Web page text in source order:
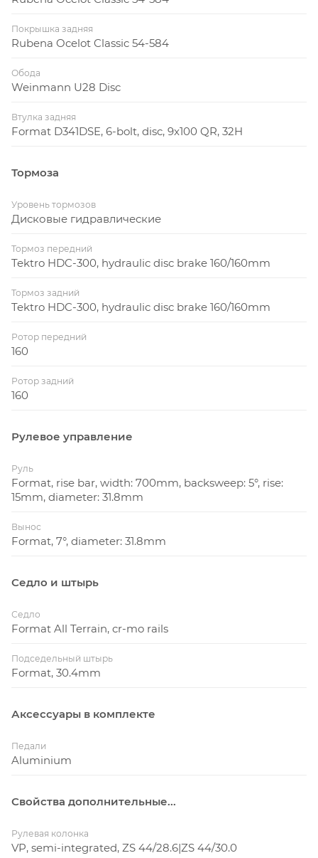
Покрышка задняя
Rubena Ocelot Classic 54-584
Обода
Weinmann U28 Disc
Втулка задняя
Format D341DSE, 6-bolt, disc, 9x100 QR, 32H
Тормоза
Уровень тормозов
Дисковые гидравлические
Тормоз передний
Tektro HDC-300, hydraulic disc brake 160/160mm
Тормоз задний
Tektro HDC-300, hydraulic disc brake 160/160mm
Ротор передний
160
Ротор задний
160
Рулевое управление
Руль
Format, rise bar, width: 700mm, backsweep: 5°, rise:
15mm, diameter: 31.8mm
Вынос
Format, 7°, diameter: 31.8mm
Седло и штырь
Седло
Format All Terrain, cr-mo rails
Подседельный штырь
Format, 30.4mm
Аксессуары в комплекте
Педали
Aluminium
Свойства дополнительные...
Рулевая колонка
VP, semi-integrated, ZS 44/28.6|ZS 44/30.0